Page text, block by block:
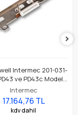
Intermec 201-031-
ve PD43c Model
Etiket Yazıcı 203 Dpi
Baskı Kafası
Intermec
17.164,76 TL
kdv dahil